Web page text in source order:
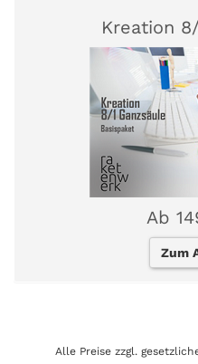
Kreation
Ab
Zum
Alle Preise zzgl.